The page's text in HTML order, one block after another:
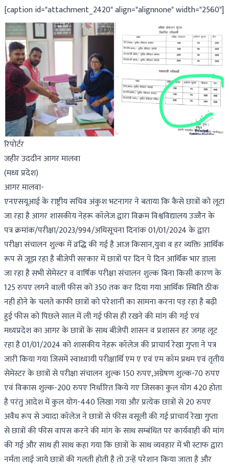
[caption id="attachment_2420" align="alignnone" width="2560"]
रिपोर्टर
जहीर उददीन आगर मालवा
(मध्य प्रदेश)
आगर मालवा-
एनएसयूआई के राष्ट्रीय सचिव अंकुश भटनागर ने बताया कि कैसे छात्रों को लूटा
जा रहा है आगर शासकीय नेहरू कॉलेज द्वारा विक्रम विश्वविद्यालय उज्जैन के
पत्र क्रमांक/परीक्षा/2023/994/अधिसूचना दिनांक 01/01/2024 के द्वारा
परीक्षा संचालन शुल्क में व्रद्धि की गई है आज किसान,युवा व हर व्यक्ति आर्थिक
रूप से जूझ रहा है बीजेपी सरकार में छात्रों पर दिन पे दिन आर्थिक भार डाला
जा रहा है सभी सेमेस्टर व वार्षिक परीक्षा संचालन शुल्क बिना किसी कारण के
125 रुपए लगने वाली फीस को 350 तक कर दिया गया आर्थिक स्थिति ठीक
नही होने के चलते काफी छात्रों को परेशानी का सामना करना पड़ रहा है बढ़ी
हुई फीस को पिछले साल में ली गई फीस ही रखने की मांग की गई एवं
मध्यप्रदेश का आगर के छात्रों के साथ बीजेपी शासन व प्रशासन हर जगह लूट
रहा है 01/01/2024 को शासकीय नेहरू कॉलेज की प्राचार्य रेखा गुप्ता ने पत्र
जारी किया गया जिसमें स्वाध्यायी परीक्षार्थि एम ए एवं एम कॉम प्रथम एवं तृतीय
सेमेस्टर के छात्रों से परीक्षा संचालन शुल्क 150 रुपए,अग्रेषण शुल्क-70 रुपए
एवं विकास शुल्क-200 रुपए निर्धारित किये गए जिसका कुल योग 420 होता
है परंतु आदेश में कुल योग-440 लिखा गया और प्रत्येक छात्रों से 20 रुपए
अवैध रूप से ज्यादा कॉलेज ने छात्रों से फीस वसूली की गई प्राचार्य रेखा गुप्ता
से छात्रों की फीस वापस करने की मांग के साथ सम्बंधित पर कार्यवाही की मांग
की गई और साथ ही साथ कहा गया कि छात्रों के साथ व्यवहार में भी स्टाफ द्वारा
नर्मता लाई जाये छात्रों की गलती होती है तो उन्हें परेशान किया जाता है और